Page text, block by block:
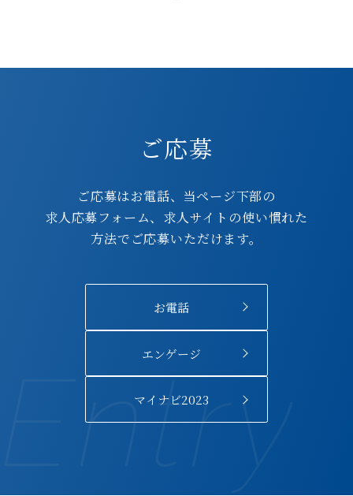
ご応募
ご応募はお電話、当ページ下部の
求人応募フォーム、求人サイトの使い慣れた
方法でご応募いただけます。
お電話
エンゲージ
マイナビ2023
Entry